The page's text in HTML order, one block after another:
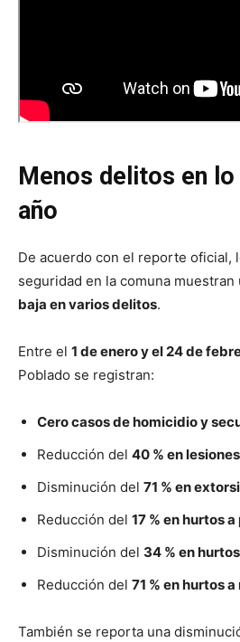
Menos delitos en
año
De acuerdo con el reporte oficial,
seguridad en la comuna muestran
baja en varios delitos.
Entre el 1 de enero y el 24 de
Poblado se registran:
Cero casos de homicidio y
Reducción del 40 % en
Disminución del 71 % en
Reducción del 17 % en hurtos
Disminución del 34 % en
Reducción del 71 % en hurtos
También se reporta una